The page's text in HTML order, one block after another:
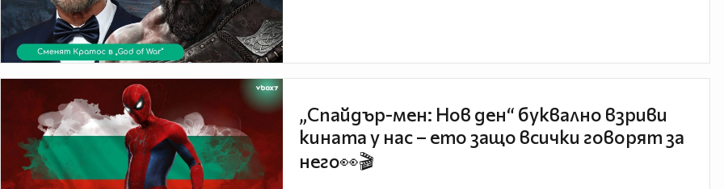
„Спайдър-мен: Нов ден“ буквално взриви
кината у нас – ето защо всички говорят за
него👀🎬